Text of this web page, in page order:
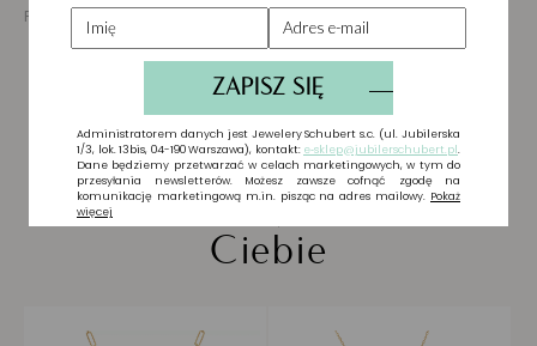
Prezentowana cena jest ceną brutto
Biżuteria wybrana dla
Ciebie